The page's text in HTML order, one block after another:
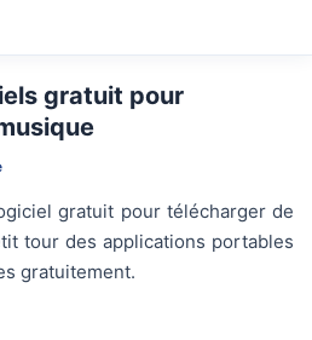
gratuit pour
gratuit pour télécharger de
tour des applications portables
gratuitement.